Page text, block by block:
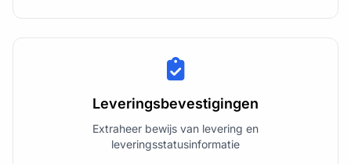
Leveringsbevestigingen
Extraheer bewijs van levering en
leveringsstatusinformatie